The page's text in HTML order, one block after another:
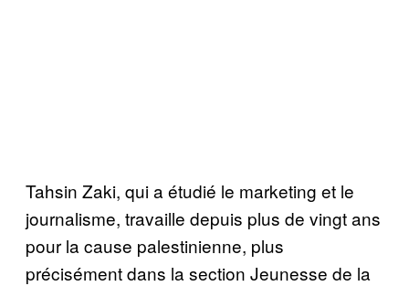
Tahsin Zaki, qui a étudié le marketing et le
journalisme, travaille depuis plus de vingt ans
pour la cause palestinienne, plus
précisément dans la section Jeunesse de la